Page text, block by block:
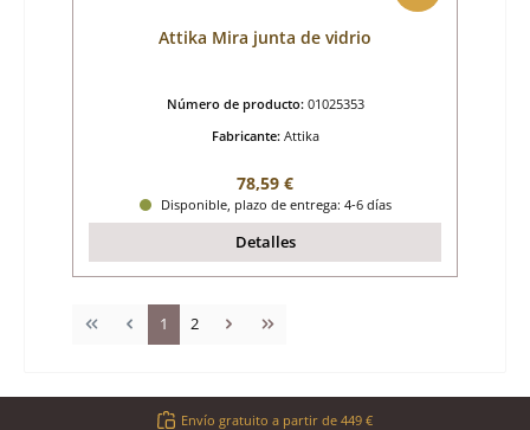
Attika Mira junta de vidrio
Número de producto: 01025353
Fabricante: Attika
Precio normal:
78,59 €
Disponible, plazo de entrega: 4-6 días
Detalles
Página
1 Página
2
Envío gratuito a partir de 449 €